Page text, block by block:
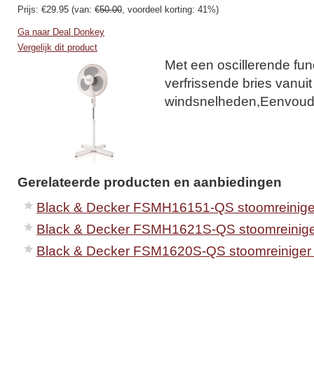
Prijs: €29.95 (van: €50.00, voordeel korting: 41%)
Ga naar Deal Donkey
Vergelijk dit product
Met een oscillerende
verfrissende bries
Gerelateerde producten en aanbiedingen
Black & Decker FSMH16151-QS
Black & Decker FSMH1621S-QS
Black & Decker FSM1620S-QS stoomreiniger